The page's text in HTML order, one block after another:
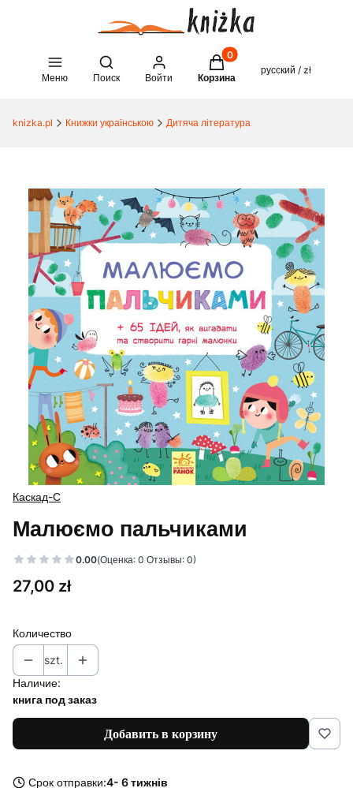
Меню
Open search engine
Поиск Войти
Товары в корзине: 0.
Корзина
русский / zł
knizka.pl Книжки українською Дитяча література
Каскад-С
Малюємо пальчиками
0.00(Оценка: 0 Отзывы: 0)
Цена
27,00 zł
Количество
szt.
Наличие:
книга под заказ
Добавить в корзину
Срок отправки:4- 6 тижнів